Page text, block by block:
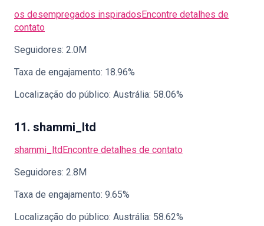
os desempregados inspiradosEncontre detalhes de
contato
Seguidores: 2.0M
Taxa de engajamento: 18.96%
Localização do público: Austrália: 58.06%
11. shammi_ltd
shammi_ltdEncontre detalhes de contato
Seguidores: 2.8M
Taxa de engajamento: 9.65%
Localização do público: Austrália: 58.62%